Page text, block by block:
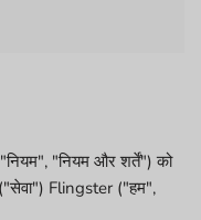
"नियम और शर्तें") को
Flingster ("हम",